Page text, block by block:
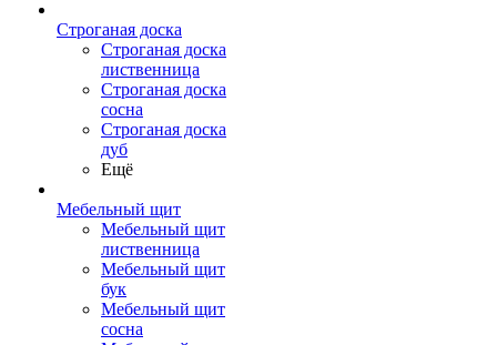
Строганая доска
Строганая доска
лиственница
Строганая доска
сосна
Строганая доска
дуб
Ещё
Мебельный щит
Мебельный щит
лиственница
Мебельный щит
бук
Мебельный щит
сосна